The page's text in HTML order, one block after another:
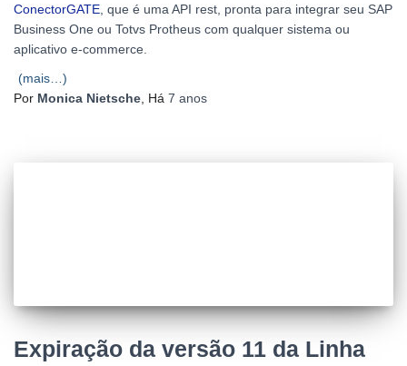
ConectorGATE , que é uma API rest, pronta para integrar seu SAP
Business One ou Totvs Protheus com qualquer sistema ou
aplicativo e-commerce.
(mais…)
Por Monica Nietsche , Há 7 anos
Expiração da versão 11 da Linha